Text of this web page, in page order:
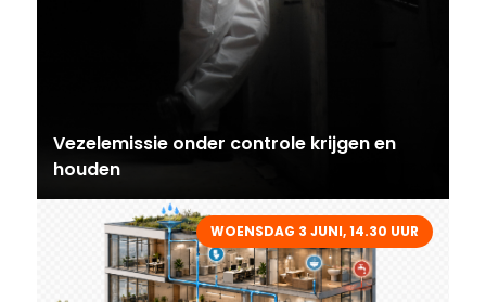
Vezelemissie onder controle krijgen en
houden
WOENSDAG 3 JUNI, 14.30 UUR